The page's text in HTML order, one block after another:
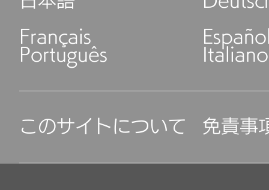
Français
Português Italiano
このサイトについて 免責事